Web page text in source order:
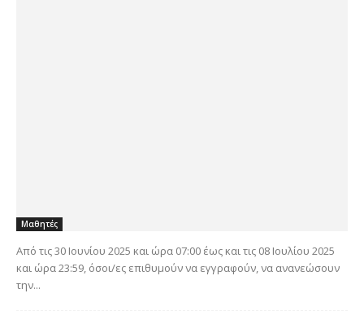
Μαθητές
Από τις 30 Ιουνίου 2025 και ώρα 07:00 έως και τις 08 Ιουλίου 2025
και ώρα 23:59, όσοι/ες επιθυμούν να εγγραφούν, να ανανεώσουν
την...